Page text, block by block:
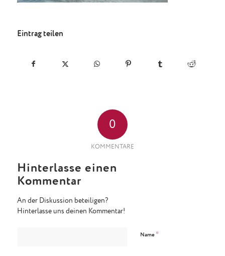
Eintrag teilen
0
KOMMENTARE
Hinterlasse einen
Kommentar
An der Diskussion beteiligen?
Hinterlasse uns deinen Kommentar!
Name *